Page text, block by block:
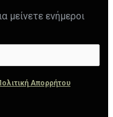
μείνετε ενήμεροι
Απορρήτου